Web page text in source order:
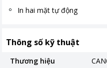
In hai mặt tự động
Thông số kỹ thuật
Thương hiệu